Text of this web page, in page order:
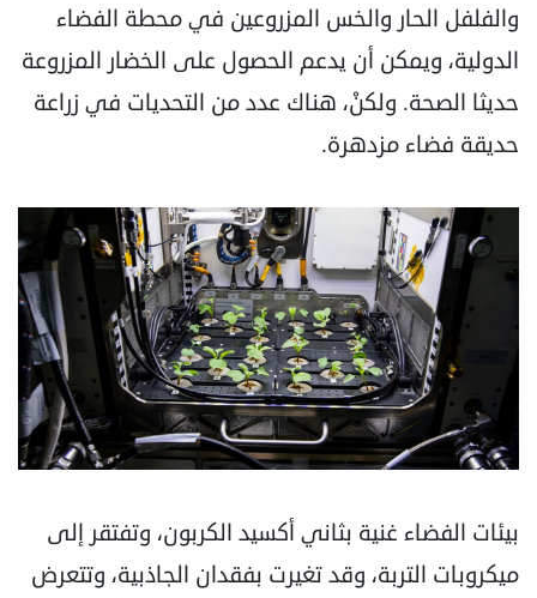
والفلفل الحار والخس المزروعين في محطة ‏الفضاء
الدولية، ويمكن أن يدعم الحصول على الخضار المزروعة
حديثا الصحة. ولكنْ، هناك ‏عدد من التحديات في زراعة
حديقة فضاء مزدهرة.‏
بيئات الفضاء غنية بثاني أكسيد الكربون، وتفتقر إلى
ميكروبات التربة، وقد تغيرت بفقدان الجاذبية، ‏وتتعرض